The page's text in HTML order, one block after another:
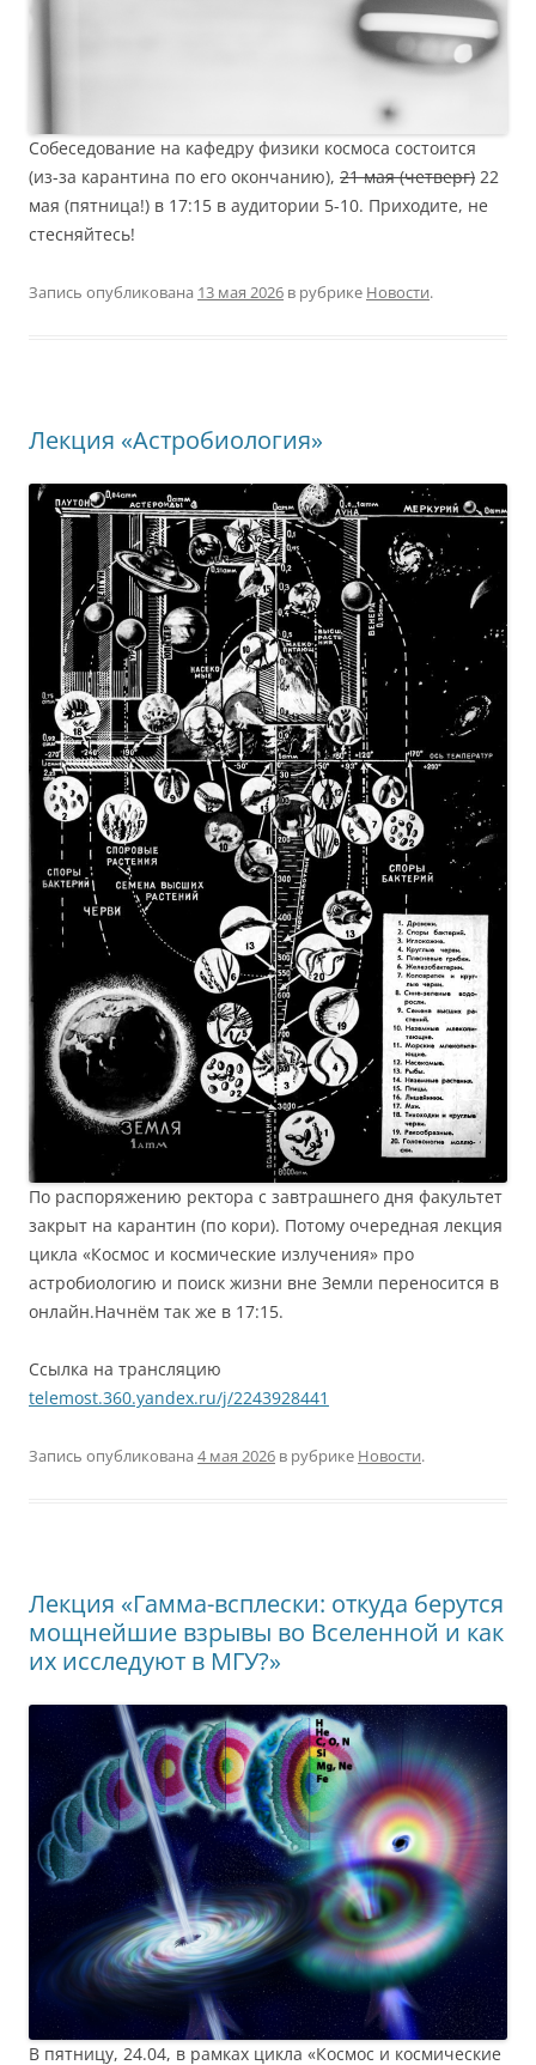
Собеседование на кафедру физики космоса состоится
(из-за карантина по его окончанию), 21 мая (четверг) 22
мая (пятница!) в 17:15 в аудитории 5-10. Приходите, не
стесняйтесь!
Запись опубликована 13 мая 2026 в рубрике Новости.
Лекция «Астробиология»
По распоряжению ректора с завтрашнего дня факультет
закрыт на карантин (по кори). Потому очередная лекция
цикла «Космос и космические излучения» про
астробиологию и поиск жизни вне Земли переносится в
онлайн.Начнём так же в 17:15.
Ссылка на трансляцию
telemost.360.yandex.ru/j/2243928441
Запись опубликована 4 мая 2026 в рубрике Новости.
Лекция «Гамма-всплески: откуда берутся
мощнейшие взрывы во Вселенной и как
их исследуют в МГУ?»
В пятницу, 24.04, в рамках цикла «Космос и космические